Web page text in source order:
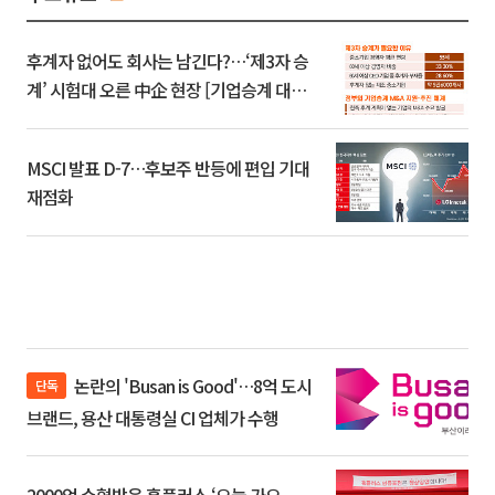
후계자 없어도 회사는 남긴다?…‘제3자 승
계’ 시험대 오른 中企 현장 [기업승계 대전
MSCI 발표 D-7…후보주 반등에 편입 기대
재점화
단독
브랜드, 용산 대통령실 CI 업체가 수행